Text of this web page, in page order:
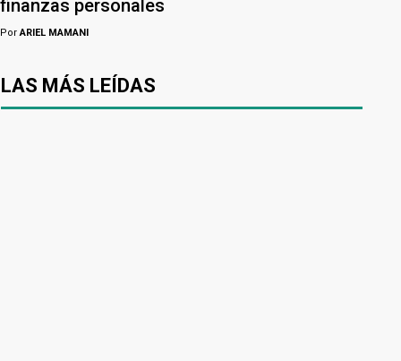
finanzas personales
PorARIEL MAMANI
LAS MÁS LEÍDAS